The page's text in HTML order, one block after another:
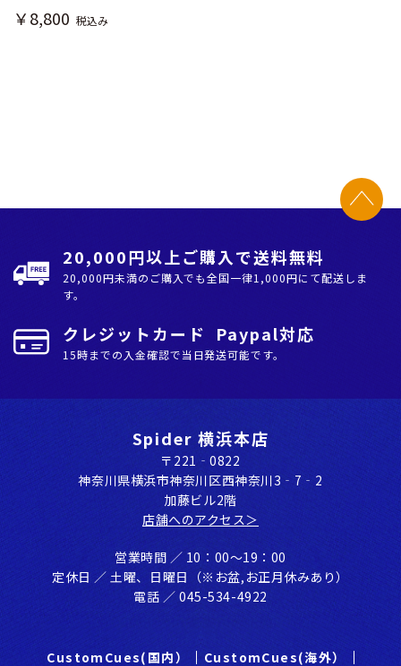
￥8,800 税込み
20,000円以上ご購入で送料無料
20,000円未満のご購入でも全国⼀律1,000円にて配送しま
す。
クレジットカード Paypal対応
15時までの入金確認で当日発送可能です。
Spider 横浜本店
〒221‐0822
神奈川県横浜市神奈川区⻄神奈川3‐7‐2
加藤ビル2階
店舗へのアクセス＞
営業時間 ／ 10：00〜19：00
定休⽇ ／ ⼟曜、⽇曜⽇（※お盆,お正⽉休みあり）
電話 ／ 045-534-4922
CustomCues(国内） CustomCues(海外）